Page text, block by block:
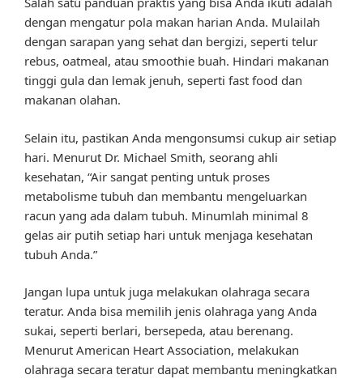
dengan mengatur pola makan harian Anda. Mulailah
dengan sarapan yang sehat dan bergizi, seperti telur
rebus, oatmeal, atau smoothie buah. Hindari makanan
tinggi gula dan lemak jenuh, seperti fast food dan
makanan olahan.
Selain itu, pastikan Anda mengonsumsi cukup air setiap
hari. Menurut Dr. Michael Smith, seorang ahli
kesehatan, “Air sangat penting untuk proses
metabolisme tubuh dan membantu mengeluarkan
racun yang ada dalam tubuh. Minumlah minimal 8
gelas air putih setiap hari untuk menjaga kesehatan
tubuh Anda.”
Jangan lupa untuk juga melakukan olahraga secara
teratur. Anda bisa memilih jenis olahraga yang Anda
sukai, seperti berlari, bersepeda, atau berenang.
Menurut American Heart Association, melakukan
olahraga secara teratur dapat membantu meningkatkan